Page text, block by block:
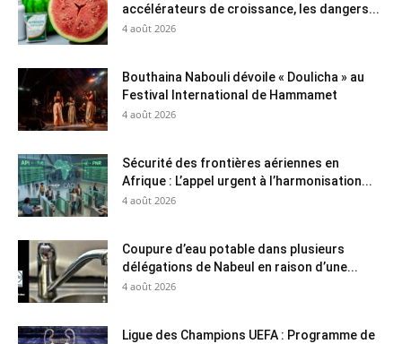
accélérateurs de croissance, les dangers...
4 août 2026
Bouthaina Nabouli dévoile « Doulicha » au
Festival International de Hammamet
4 août 2026
Sécurité des frontières aériennes en
Afrique : L’appel urgent à l’harmonisation...
4 août 2026
Coupure d’eau potable dans plusieurs
délégations de Nabeul en raison d’une...
4 août 2026
Ligue des Champions UEFA : Programme de